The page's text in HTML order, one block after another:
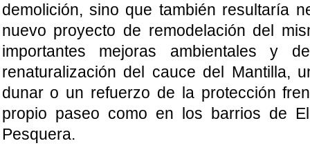
demolición, sino que también resultaría
nuevo proyecto de remodelación del
importantes mejoras ambientales y
renaturalización del cauce del Mantilla,
dunar o un refuerzo de la protección
propio paseo como en los barrios de
Pesquera.